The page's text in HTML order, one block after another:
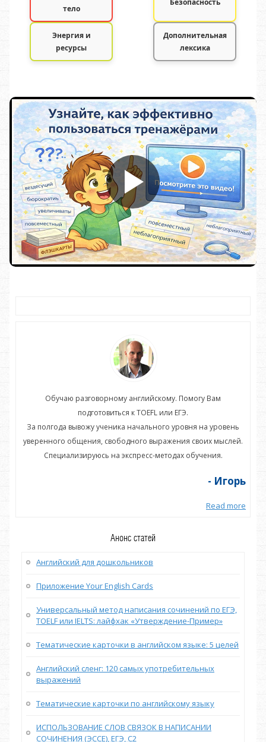
тело
Безопасность
Энергия и
ресурсы
Дополнительная
лексика
Обучаю разговорному английскому. Помогу Вам
подготовиться к TOEFL или ЕГЭ.
За полгода вывожу ученика начального уровня на уровень
уверенного общения, свободного выражения своих мыслей.
Специализируюсь на экспресс-методах обучения.
- Игорь
Read more
Анонс статей
Английский для дошкольников
Приложение Your English Cards
Универсальный метод написания сочинений по ЕГЭ,
TOELF или IELTS: лайфхак «Утверждение-Пример»
Тематические карточки в английском языке: 5 целей
Английский сленг: 120 самых употребительных
выражений
Тематические карточки по английскому языку
ИСПОЛЬЗОВАНИЕ СЛОВ СВЯЗОК В НАПИСАНИИ
СОЧИНЕНИЯ (ЭССЕ), ЕГЭ, С2